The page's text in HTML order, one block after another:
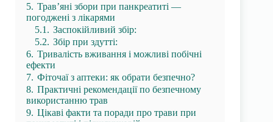
5. Трав’яні збори при панкреатиті —
погоджені з лікарями
5.1. Заспокійливий збір:
5.2. Збір при здутті:
6. Тривалість вживання і можливі побічні
ефекти
7. Фіточаї з аптеки: як обрати безпечно?
8. Практичні рекомендації по безпечному
використанню трав
9. Цікаві факти та поради про трави при